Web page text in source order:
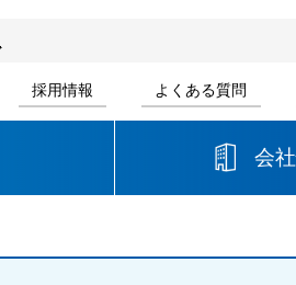
採用情報 よくある質問
会